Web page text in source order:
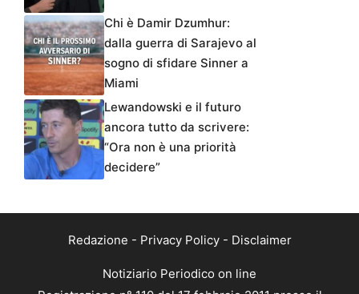
Chi è Damir Dzumhur:
dalla guerra di Sarajevo al
sogno di sfidare Sinner a
Miami
Lewandowski e il futuro
ancora tutto da scrivere:
“Ora non è una priorità
decidere”
Redazione - Privacy Policy- Disclaimer
Notiziario Periodico on line